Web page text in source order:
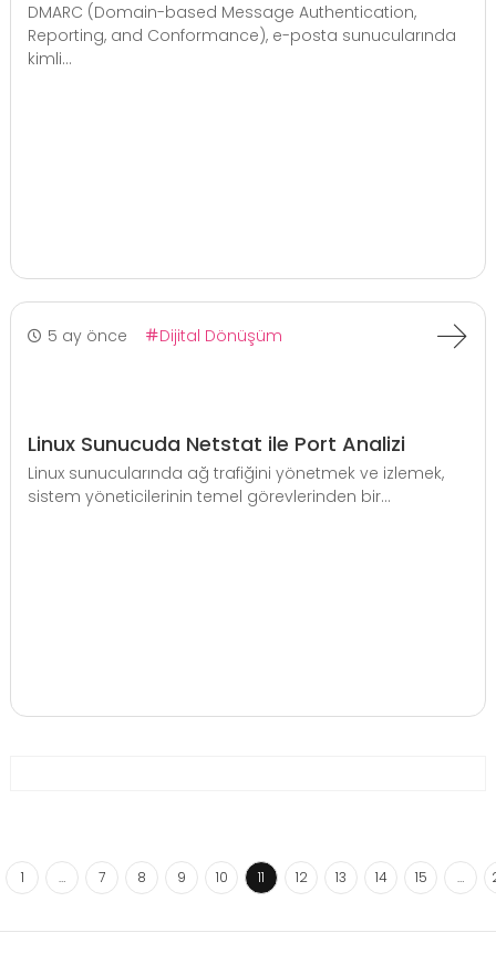
DMARC (Domain-based Message Authentication,
Reporting, and Conformance), e-posta sunucularında
kimli...
5 ay önce Dijital Dönüşüm
Linux Sunucuda Netstat ile Port Analizi
Linux sunucularında ağ trafiğini yönetmek ve izlemek,
sistem yöneticilerinin temel görevlerinden bir...
1 … 7 8 9 10 11 12 13 14 15 …